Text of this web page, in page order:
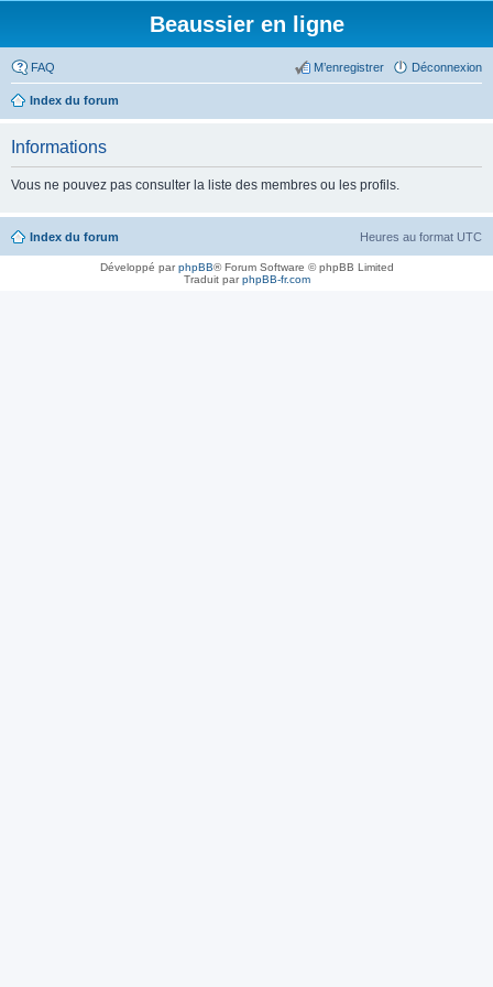
Beaussier en ligne
FAQ Déconnexion
M’enregistrer
Index du forum
Informations
Vous ne pouvez pas consulter la liste des membres ou les profils.
Index du forum Heures au format UTC
Développé parphpBB® Forum Software © phpBB Limited
Traduit parphpBB-fr.com